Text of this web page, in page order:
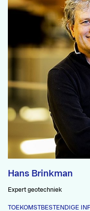
Hans Brinkman
Expert geotechniek
TOEKOMSTBESTENDIGE